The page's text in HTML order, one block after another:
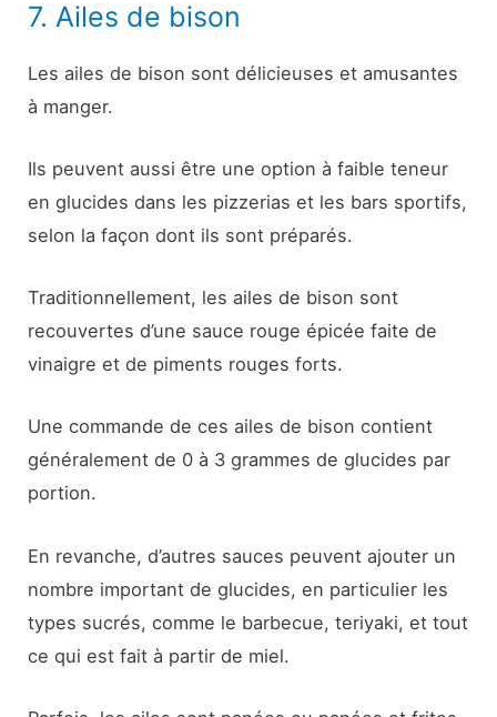
7. Ailes de bison
Les ailes de bison sont délicieuses et amusantes
à manger.
Ils peuvent aussi être une option à faible teneur
en glucides dans les pizzerias et les bars sportifs,
selon la façon dont ils sont préparés.
Traditionnellement, les ailes de bison sont
recouvertes d’une sauce rouge épicée faite de
vinaigre et de piments rouges forts.
Une commande de ces ailes de bison contient
généralement de 0 à 3 grammes de glucides par
portion.
En revanche, d’autres sauces peuvent ajouter un
nombre important de glucides, en particulier les
types sucrés, comme le barbecue, teriyaki, et tout
ce qui est fait à partir de miel.